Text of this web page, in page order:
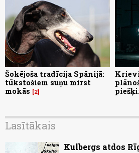
Šokējoša tradīcija Spānijā:
tūkstošiem suņu mirst
mokās
2
Lasītākais
Kulbergs atdos